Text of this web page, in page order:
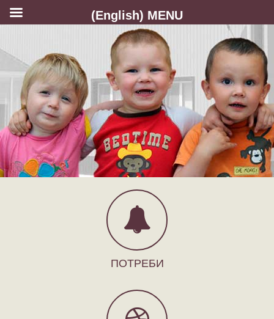
ПОТРЕБИ
(English) MENU